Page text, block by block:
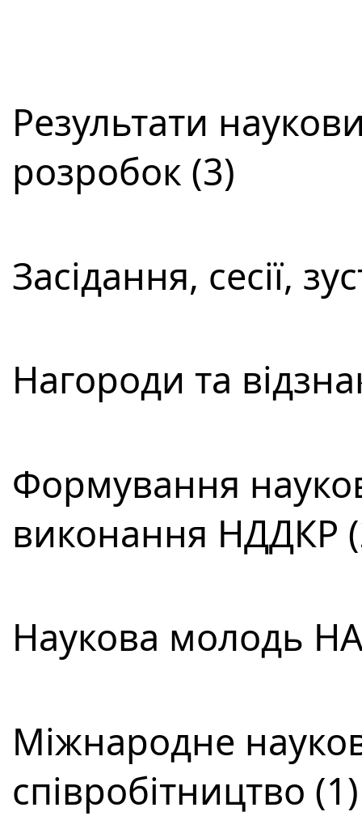
Результати
розробок (3)
Засідання, сесії,
Нагороди та
Формування
виконання НДДКР
Наукова молодь
Міжнародне
співробітництво (1)